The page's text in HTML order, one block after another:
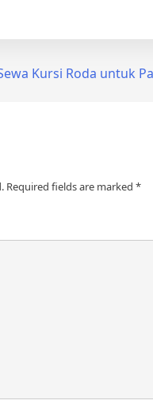
Kursi Roda untuk
Required fields are marked*